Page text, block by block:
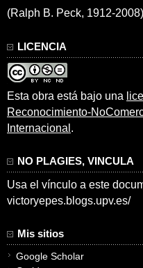
(Ralph B. Peck, 1912-2008)
LICENCIA
Esta obra está bajo una
Reconocimiento-
Internacional .
NO PLAGIES, VINCULA
Usa el vínculo a este
victoryepes.blogs.upv.es/
Mis sitios
Google Scholar